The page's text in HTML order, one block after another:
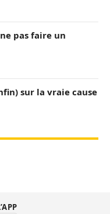
pas faire un
sur la vraie cause